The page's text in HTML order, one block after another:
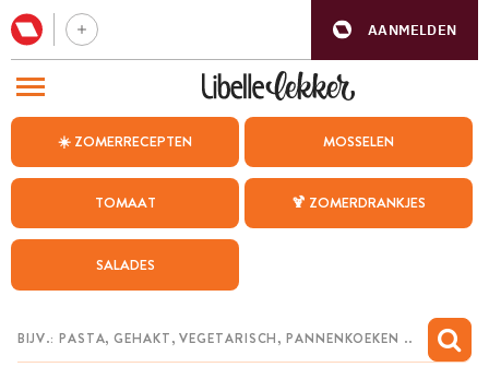
AANMELDEN
☀️ ZOMERRECEPTEN MOSSELEN
TOMAAT 🍹 ZOMERDRANKJES
SALADES
BEZOEK ONZE ANDERE WEBSITES
WEEKMENU
CHAT MET MAIA
MIJN BEWAARDE RECEPTEN